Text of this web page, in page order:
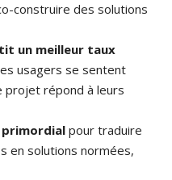
construire des solutions
un meilleur taux
usagers se sentent
projet répond à leurs
pour traduire
en solutions normées,